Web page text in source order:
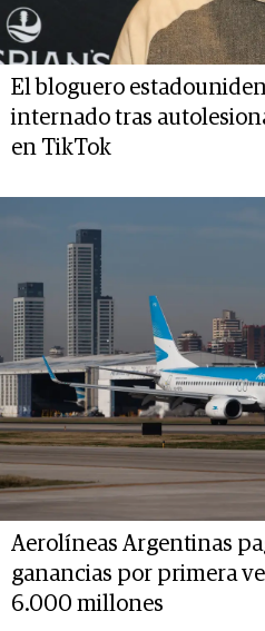
El bloguero
internado tras
en TikTok
Aerolíneas Argentinas
ganancias por primera
6.000 millones